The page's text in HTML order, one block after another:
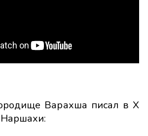
Варахша писал в X
Наршахи: